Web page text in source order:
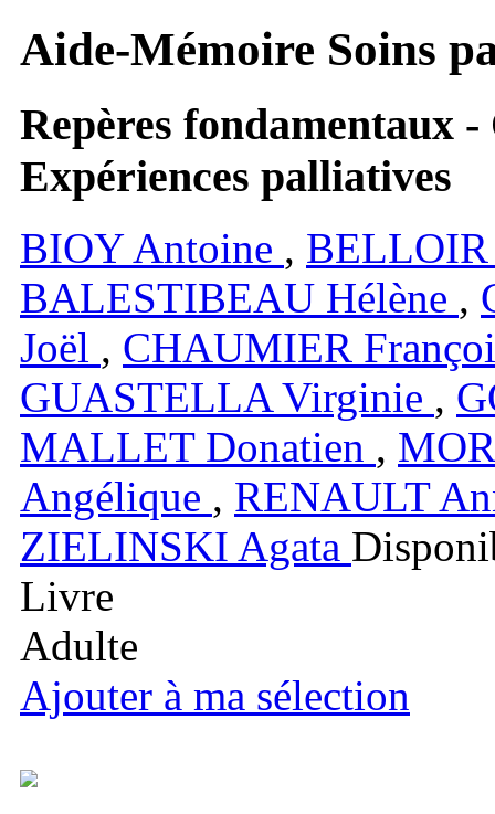
Aide-Mémoire Soins
Repères fondamentaux
Expériences palliatives
BIOY Antoine ,
BALESTIBEAU Hélène ,
Joël , CHAUMIER
GUASTELLA Virginie ,
MALLET Donatien ,
Angélique , RENAULT
ZIELINSKI Agata
Livre
Adulte
Ajouter à ma sélection